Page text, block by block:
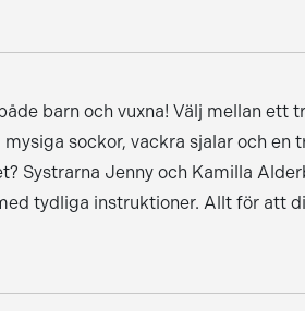
barn och vuxna! Välj mellan ett
sockor, vackra sjalar och en
Systrarna Jenny och Kamilla
tydliga instruktioner. Allt för att